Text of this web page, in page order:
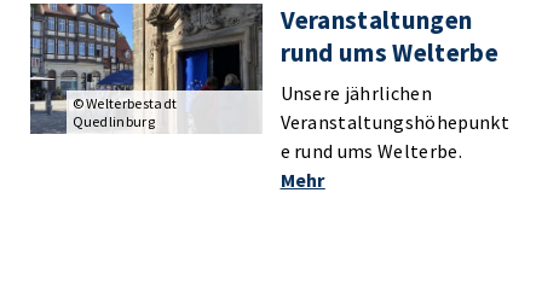
Veranstaltungen
rund ums Welterbe
Unsere jährlichen
Veranstaltungshöhepunkt
e rund ums Welterbe.
Mehr
© Welterbestadt
Quedlinburg